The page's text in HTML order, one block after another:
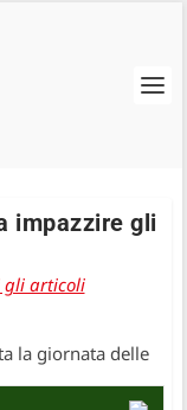
impazzire gli
gli articoli
la giornata delle